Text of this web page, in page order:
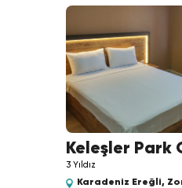
Keleşler Park
3 Yıldız
Karadeniz Ereğli,